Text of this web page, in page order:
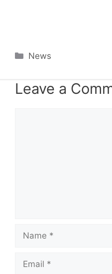
Categories
News
Leave a
Name
Email